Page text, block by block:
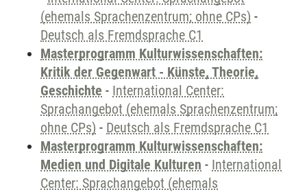
(ehemals Sprachenzentrum; ohne CPs) -
Deutsch als Fremdsprache C1
Masterprogramm Kulturwissenschaften:
Kritik der Gegenwart - Künste, Theorie,
Geschichte - International Center:
Sprachangebot (ehemals Sprachenzentrum;
ohne CPs) - Deutsch als Fremdsprache C1
Masterprogramm Kulturwissenschaften:
Medien und Digitale Kulturen - International
Center: Sprachangebot (ehemals